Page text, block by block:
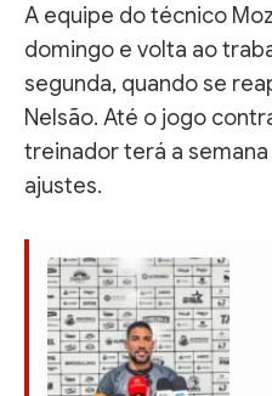
A equipe do técnico
domingo e volta ao
segunda, quando se
Nelsão. Até o jogo
treinador terá a
ajustes.